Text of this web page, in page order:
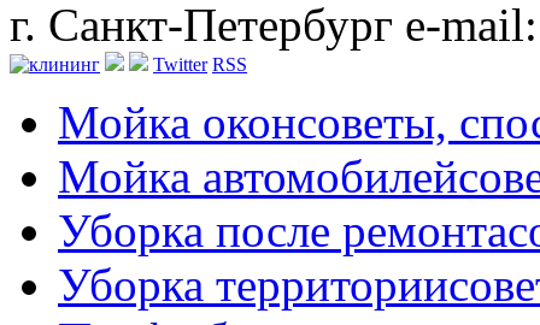
г. Санкт-Петербург e-
Twitter RSS
Мойка оконсоветы,
Мойка автомобилей
Уборка после ремонта
Уборка территории